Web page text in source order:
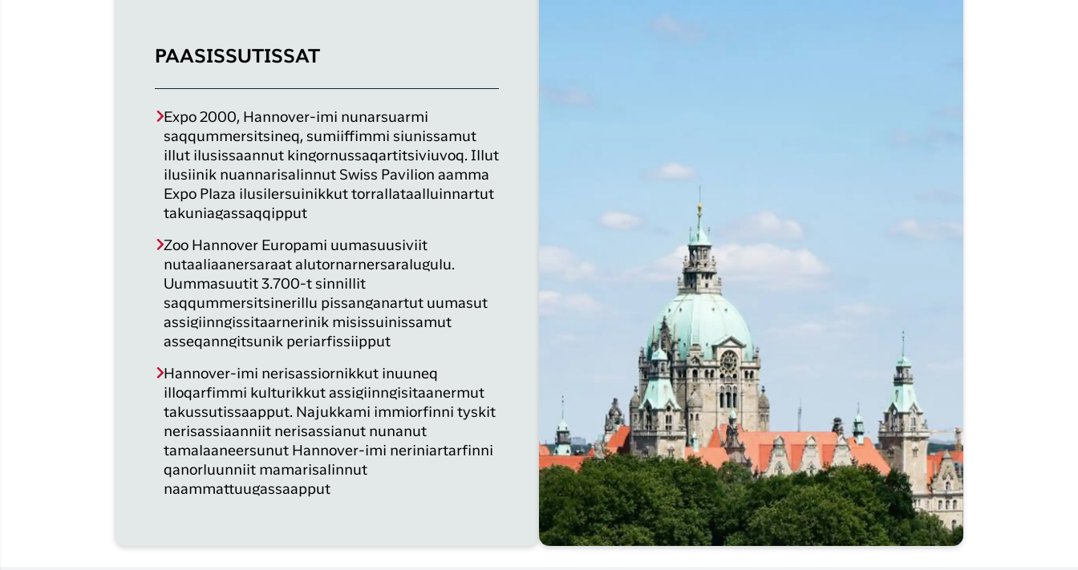
PAASISSUTISSAT
Expo 2000, Hannover-imi nunarsuarmi
saqqummersitsineq, sumiiffimmi siunissamut
illut ilusissaannut kingornussaqartitsiviuvoq. Illut
ilusiinik nuannarisalinnut Swiss Pavilion aamma
Expo Plaza ilusilersuinikkut torrallataalluinnartut
takuniagassaqqipput
Zoo Hannover Europami uumasuusiviit
nutaaliaanersaraat alutornarnersaralugulu.
Uummasuutit 3.700-t sinnillit
saqqummersitsinerillu pissanganartut uumasut
assigiinngissitaarnerinik misissuinissamut
asseqanngitsunik periarfissiipput
Hannover-imi nerisassiornikkut inuuneq
illoqarfimmi kulturikkut assigiinngisitaanermut
takussutissaapput. Najukkami immiorfinni tyskit
nerisassiaanniit nerisassianut nunanut
tamalaaneersunut Hannover-imi neriniartarfinni
qanorluunniit mamarisalinnut
naammattuugassaapput